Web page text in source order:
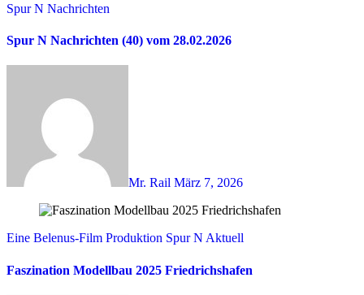
Spur N Nachrichten
Spur N Nachrichten (40) vom 28.02.2026
Mr. Rail März 7, 2026
Eine Belenus-Film Produktion Spur N Aktuell
Faszination Modellbau 2025 Friedrichshafen